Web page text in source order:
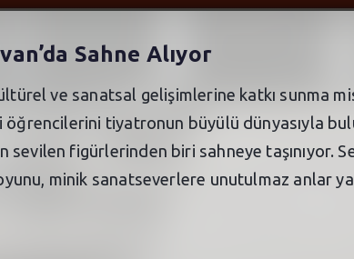
Sahne Alıyor
ve sanatsal gelişimlerine katkı sunma
tiyatronun büyülü dünyasıyla
figürlerinden biri sahneye taşınıyor.
minik sanatseverlere unutulmaz anlar